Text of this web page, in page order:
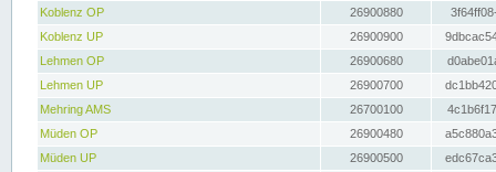
Koblenz OP
26900880
Koblenz UP
26900900
Lehmen OP
26900680
Lehmen UP
26900700
Mehring AMS
26700100
Müden OP
26900480
Müden UP
26900500